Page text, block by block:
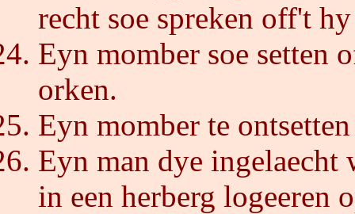
recht soe spreken off't
Eyn momber soe setten
orken.
Eyn momber te
Eyn man dye
in een herberg logeeren